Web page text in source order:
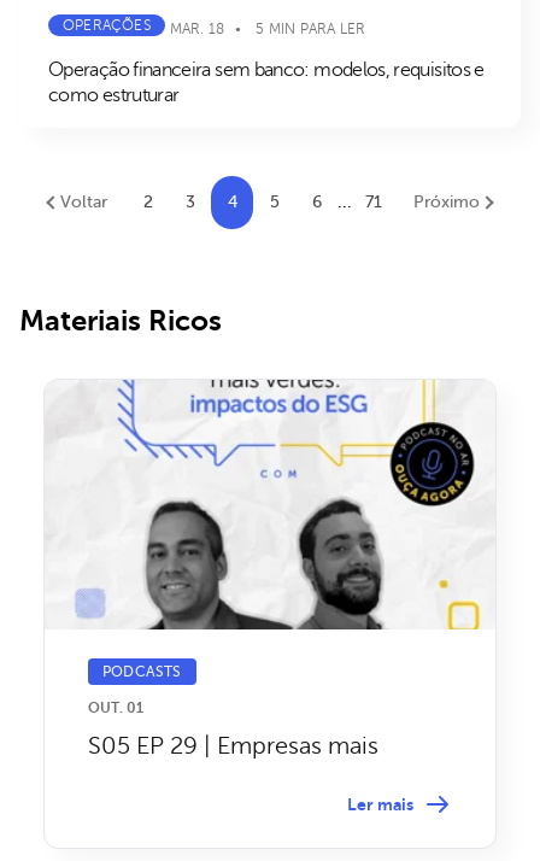
OPERAÇÕES MAR. 18 5 MIN PARA LER
Operação financeira sem banco: modelos, requisitos e
como estruturar
Voltar 2 3 4 5 6 ... 71 Próximo
Materiais Ricos
PODCASTS
OUT. 01
S05 EP 29 | Empresas mais
Ler mais